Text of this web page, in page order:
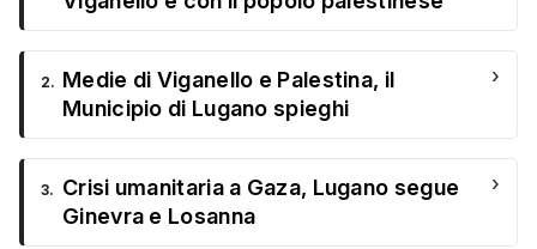
2. Medie di Viganello e Palestina, il
Municipio di Lugano spieghi
›
3. Crisi umanitaria a Gaza, Lugano segue
Ginevra e Losanna
›